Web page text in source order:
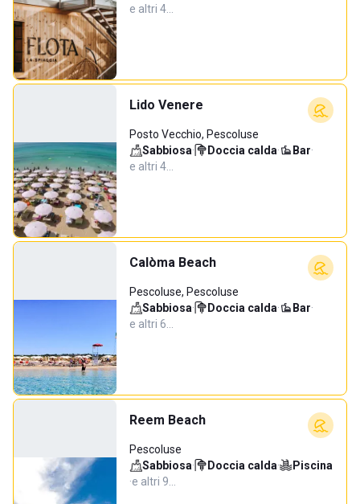
e altri 4…
Lido Venere
Posto Vecchio, Pescoluse
Sabbiosa· Doccia calda· Bar·
e altri 4…
Calòma Beach
Pescoluse, Pescoluse
Sabbiosa· Doccia calda· Bar·
e altri 6…
Reem Beach
Pescoluse
Sabbiosa· Doccia calda·
Piscina
·e altri 9…